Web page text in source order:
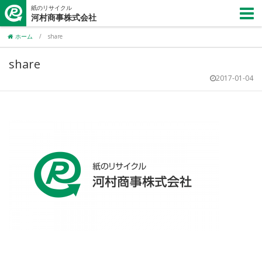
紙のリサイクル
河村商事株式会社
ホーム / share
share
2017-01-04